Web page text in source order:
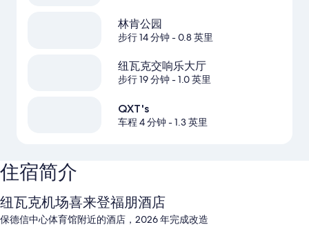
林肯公园
步行 14 分钟- 0.8 英里
纽瓦克交响乐大厅
步行 19 分钟- 1.0 英里
QXT's
车程 4 分钟- 1.3 英里
住宿简介
纽瓦克机场喜来登福朋酒店
保德信中心体育馆附近的酒店，2026 年完成改造